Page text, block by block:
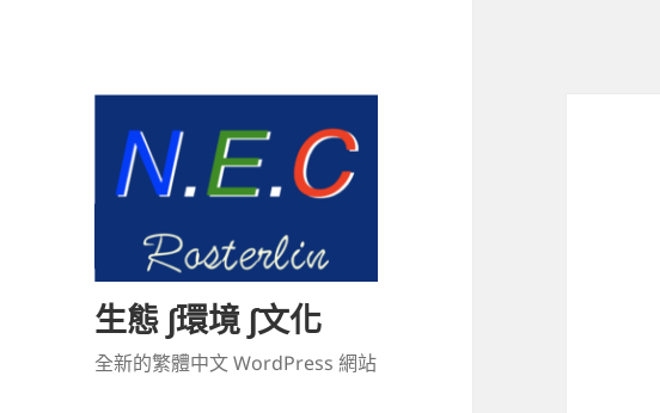
生態 ∫環境 ∫文化
全新的繁體中文 WordPress 網站